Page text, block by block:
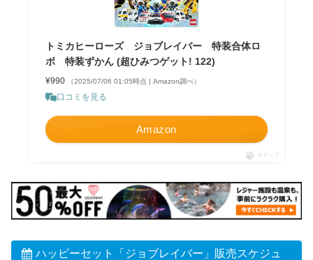
トミカヒーローズ ジョブレイバー 特装合体ロ
ボ 特装ずかん (超ひみつゲット! 122)
¥990 （2025/07/06 01:05時点 | Amazon調べ）
口コミを見る
Amazon
ポチップ
ハッピーセット「ジョブレイバー」販売スケジュ